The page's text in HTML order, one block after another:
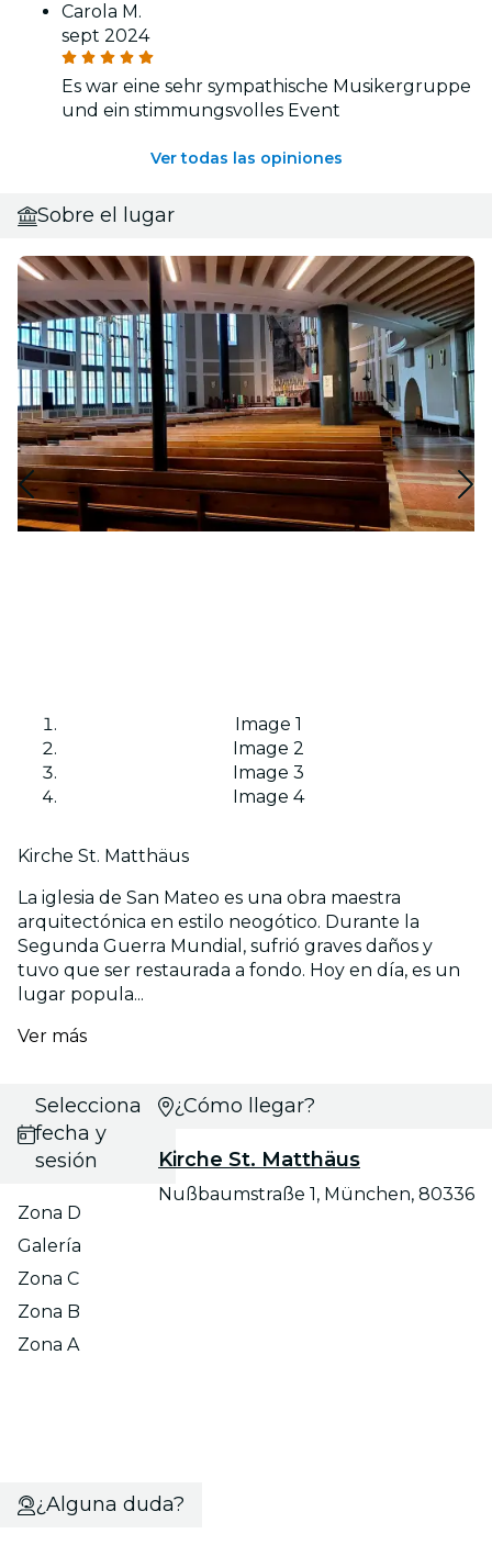
Carola M.
sept 2024
Es war eine sehr sympathische Musikergruppe
und ein stimmungsvolles Event
Ver todas las opiniones
Sobre el lugar
Image 1
Image 2
Image 3
Image 4
Kirche St. Matthäus
La iglesia de San Mateo es una obra maestra
arquitectónica en estilo neogótico. Durante la
Segunda Guerra Mundial, sufrió graves daños y
tuvo que ser restaurada a fondo. Hoy en día, es un
lugar popula...
Ver más
Selecciona
fecha y
sesión
Zona D
Galería
Zona C
Zona B
Zona A
¿Cómo llegar?
Kirche St. Matthäus
Nußbaumstraße 1, München, 80336
¿Alguna duda?